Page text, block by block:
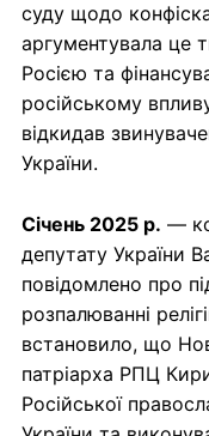
суду щодо
аргументувала це
Росією та
російському
відкидав
України.
Січень 2025 р. —
депутату України
повідомлено про
розпалюванні
встановило, що
патріарха РПЦ
Російської